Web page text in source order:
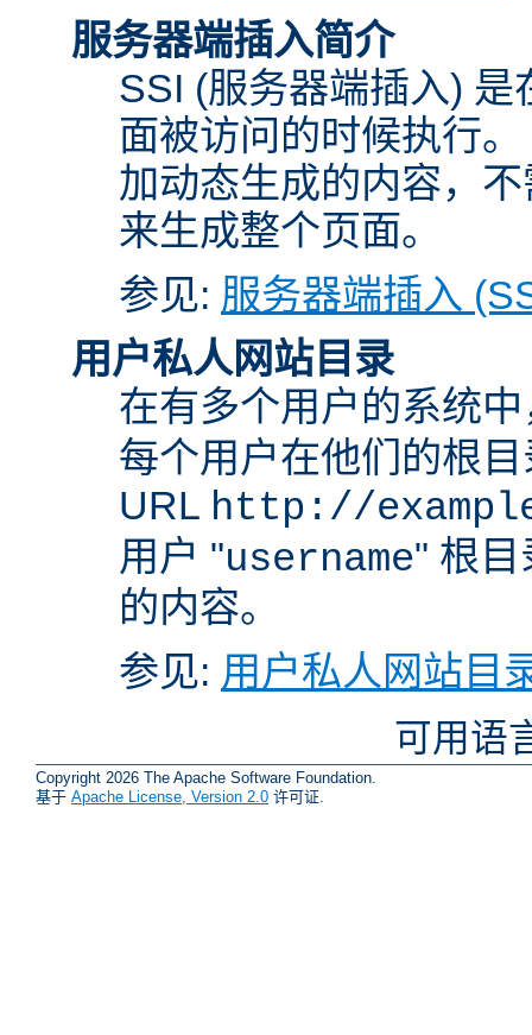
服务器端插入简介
SSI (服务器端插入)
面被访问的时候执行
加动态生成的内容，
来生成整个页面。
参见: 服务器端插入
用户私人网站目录
在有多个用户的系统
每个用户在他们的根
URL http://
用户 "username" 根
的内容。
参见: 用户私人网站目
可用语
Copyright 2026 The Apache Software Foundation.
基于 Apache License, Version 2.0 许可证.